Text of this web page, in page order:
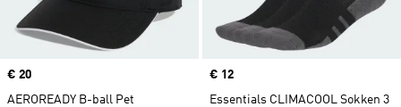
Price
€ 20
AEROREADY B-ball Pet
Price
€ 12
Essentials CLIMACOOL Sokken 3